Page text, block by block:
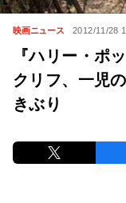
映画ニュース 2012/11/28
『ハリー・ポ
クリフ、一児
きぶり